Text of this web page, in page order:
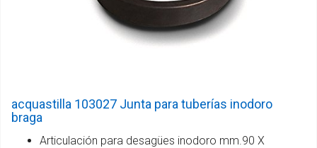
acquastilla 103027 Junta para tuberías inodoro
braga
Articulación para desagües inodoro mm.90 X